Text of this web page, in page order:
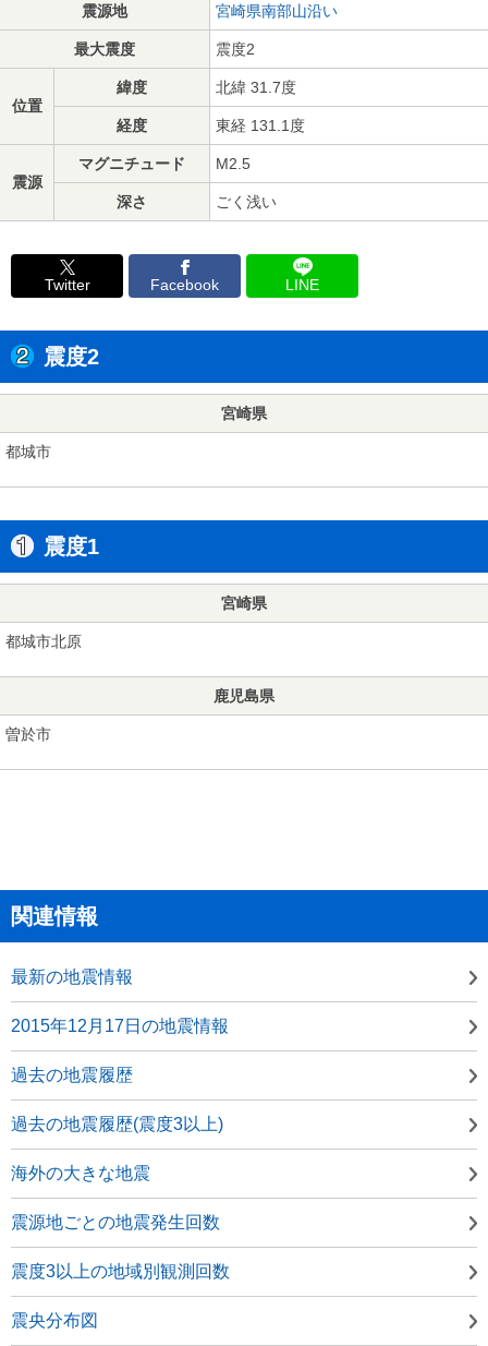
震源地 宮崎県南部山沿い
最大震度 震度2
位置
緯度 北緯 31.7度
経度 東経 131.1度
震源
マグニチュード M2.5
深さ ごく浅い
Twitter Facebook LINE
震度2
宮崎県
都城市
震度1
宮崎県
都城市北原
鹿児島県
曽於市
関連情報
最新の地震情報
2015年12月17日の地震情報
過去の地震履歴
過去の地震履歴(震度3以上)
海外の大きな地震
震源地ごとの地震発生回数
震度3以上の地域別観測回数
震央分布図